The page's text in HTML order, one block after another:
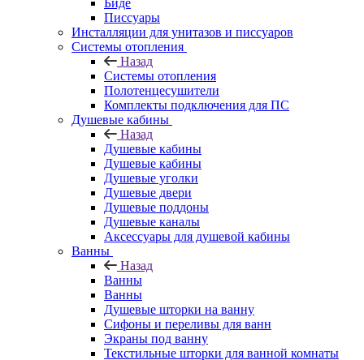
Биде
Писсуары
Инсталляции для унитазов и писсуаров
Системы отопления
Назад
Системы отопления
Полотенцесушители
Комплекты подключения для ПС
Душевые кабины
Назад
Душевые кабины
Душевые кабины
Душевые уголки
Душевые двери
Душевые поддоны
Душевые каналы
Аксессуары для душевой кабины
Ванны
Назад
Ванны
Ванны
Душевые шторки на ванну
Сифоны и переливы для ванн
Экраны под ванну
Текстильные шторки для ванной комнаты